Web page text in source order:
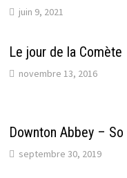
juin 9, 2021
Le jour de la Comète
novembre 13, 2016
Downton Abbey – So
septembre 30, 2019